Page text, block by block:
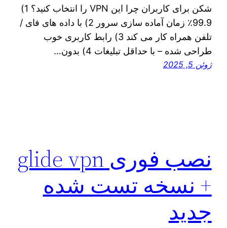
شکن برای کاربران چرا این VPN را انتخاب کنید؟ 1)
99.9٪ زمان آماده سازی سرور 2) با داده های فای /
تلفن همراه کار می کند 3) رابط کاربری خوب
طراحی شده – با حداقل تبلیغات 4) بدون…
ژوئن 5, 2025
نصب فوری glide vpn
+ نسخه تست شده
جدید